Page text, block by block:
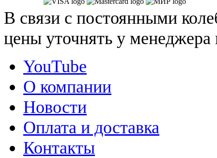
В связи с постоянными
цены уточнять у
YouTube
О компании
Новости
Оплата и доставка
Контакты